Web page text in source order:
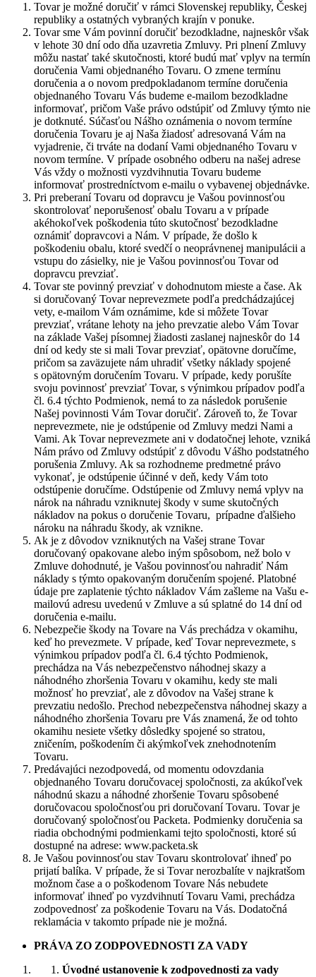
Tovar je možné doručiť v rámci Slovenskej republiky, Českej
republiky a ostatných vybraných krajín v ponuke.
Tovar sme Vám povinní doručiť bezodkladne, najneskôr však
v lehote 30 dní odo dňa uzavretia Zmluvy. Pri plnení Zmluvy
môžu nastať také skutočnosti, ktoré budú mať vplyv na termín
doručenia Vami objednaného Tovaru. O zmene termínu
doručenia a o novom predpokladanom termíne doručenia
objednaného Tovaru Vás budeme e-mailom bezodkladne
informovať, pričom Vaše právo odstúpiť od Zmluvy týmto nie
je dotknuté. Súčasťou Nášho oznámenia o novom termíne
doručenia Tovaru je aj Naša žiadosť adresovaná Vám na
vyjadrenie, či trváte na dodaní Vami objednaného Tovaru v
novom termíne. V prípade osobného odberu na našej adrese
Vás vždy o možnosti vyzdvihnutia Tovaru budeme
informovať prostredníctvom e-mailu o vybavenej objednávke.
Pri preberaní Tovaru od dopravcu je Vašou povinnosťou
skontrolovať neporušenosť obalu Tovaru a v prípade
akéhokoľvek poškodenia túto skutočnosť bezodkladne
oznámiť dopravcovi a Nám. V prípade, že došlo k
poškodeniu obalu, ktoré svedčí o neoprávnenej manipulácii a
vstupu do zásielky, nie je Vašou povinnosťou Tovar od
dopravcu prevziať.
Tovar ste povinný prevziať v dohodnutom mieste a čase. Ak
si doručovaný Tovar neprevezmete podľa predchádzajúcej
vety, e-mailom Vám oznámime, kde si môžete Tovar
prevziať, vrátane lehoty na jeho prevzatie alebo Vám Tovar
na základe Vašej písomnej žiadosti zaslanej najneskôr do 14
dní od kedy ste si mali Tovar prevziať, opätovne doručíme,
pričom sa zaväzujete nám uhradiť všetky náklady spojené
s opätovným doručením Tovaru. V prípade, kedy porušíte
svoju povinnosť prevziať Tovar, s výnimkou prípadov podľa
čl. 6.4 týchto Podmienok, nemá to za následok porušenie
Našej povinnosti Vám Tovar doručiť. Zároveň to, že Tovar
neprevezmete, nie je odstúpenie od Zmluvy medzi Nami a
Vami. Ak Tovar neprevezmete ani v dodatočnej lehote, vzniká
Nám právo od Zmluvy odstúpiť z dôvodu Vášho podstatného
porušenia Zmluvy. Ak sa rozhodneme predmetné právo
vykonať, je odstúpenie účinné v deň, kedy Vám toto
odstúpenie doručíme. Odstúpenie od Zmluvy nemá vplyv na
nárok na náhradu vzniknutej škody v sume skutočných
nákladov na pokus o doručenie Tovaru, prípadne ďalšieho
nároku na náhradu škody, ak vznikne.
Ak je z dôvodov vzniknutých na Vašej strane Tovar
doručovaný opakovane alebo iným spôsobom, než bolo v
Zmluve dohodnuté, je Vašou povinnosťou nahradiť Nám
náklady s týmto opakovaným doručením spojené. Platobné
údaje pre zaplatenie týchto nákladov Vám zašleme na Vašu e-
mailovú adresu uvedenú v Zmluve a sú splatné do 14 dní od
doručenia e-mailu.
Nebezpečie škody na Tovare na Vás prechádza v okamihu,
keď ho prevezmete. V prípade, keď Tovar neprevezmete, s
výnimkou prípadov podľa čl. 6.4 týchto Podmienok,
prechádza na Vás nebezpečenstvo náhodnej skazy a
náhodného zhoršenia Tovaru v okamihu, kedy ste mali
možnosť ho prevziať, ale z dôvodov na Vašej strane k
prevzatiu nedošlo. Prechod nebezpečenstva náhodnej skazy a
náhodného zhoršenia Tovaru pre Vás znamená, že od tohto
okamihu nesiete všetky dôsledky spojené so stratou,
zničením, poškodením či akýmkoľvek znehodnotením
Tovaru.
Predávajúci nezodpovedá, od momentu odovzdania
objednaného Tovaru doručovacej spoločnosti, za akúkoľvek
náhodnú skazu a náhodné zhoršenie Tovaru spôsobené
doručovacou spoločnosťou pri doručovaní Tovaru. Tovar je
doručovaný spoločnosťou Packeta. Podmienky doručenia sa
riadia obchodnými podmienkami tejto spoločnosti, ktoré sú
dostupné na adrese: www.packeta.sk
Je Vašou povinnosťou stav Tovaru skontrolovať ihneď po
prijatí balíka. V prípade, že si Tovar nerozbalíte v najkratšom
možnom čase a o poškodenom Tovare Nás nebudete
informovať ihneď po vyzdvihnutí Tovaru Vami, prechádza
zodpovednosť za poškodenie Tovaru na Vás. Dodatočná
reklamácia v takomto prípade nie je možná.
PRÁVA ZO ZODPOVEDNOSTI ZA VADY
Úvodné ustanovenie k zodpovednosti za vady